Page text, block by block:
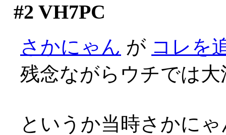
#2 VH7PC
さかにゃん が コレを
残念ながらウチでは
というか当時さかに